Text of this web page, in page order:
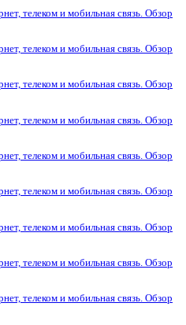
телеком и мобильная связь. Обзор
телеком и мобильная связь. Обзор
телеком и мобильная связь. Обзор
телеком и мобильная связь. Обзор
телеком и мобильная связь. Обзор
телеком и мобильная связь. Обзор
телеком и мобильная связь. Обзор
телеком и мобильная связь. Обзор
телеком и мобильная связь. Обзор